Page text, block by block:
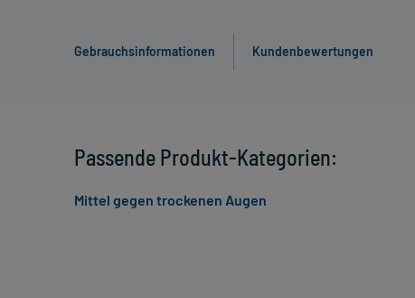
Gebrauchsinformationen Kundenbewertungen
Passende Produkt-Kategorien:
Mittel gegen trockenen Augen